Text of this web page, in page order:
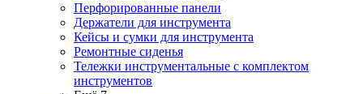
Перфорированные панели
Держатели для инструмента
Кейсы и сумки для инструмента
Ремонтные сиденья
Тележки инструментальные с комплектом
инструментов